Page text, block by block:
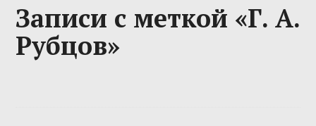
Записи с меткой «Г. А.
Рубцов»